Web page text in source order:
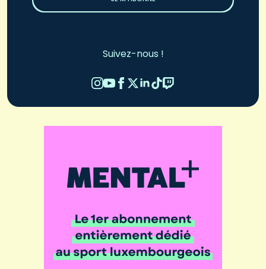
Suivez-nous !